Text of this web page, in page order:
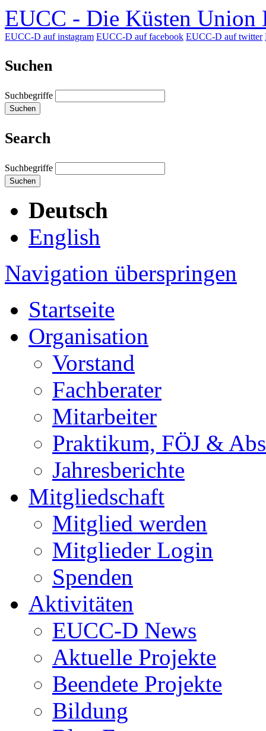
EUCC - Die Küsten Union
EUCC-D auf instagram EUCC-D auf facebook EUCC-D auf twitter
Suchen
Suchbegriffe
Suchen
Search
Suchbegriffe
Suchen
Deutsch
English
Navigation überspringen
Startseite
Organisation
Vorstand
Fachberater
Mitarbeiter
Praktikum, FÖJ &
Jahresberichte
Mitgliedschaft
Mitglied werden
Mitglieder Login
Spenden
Aktivitäten
EUCC-D News
Aktuelle Projekte
Beendete Projekte
Bildung